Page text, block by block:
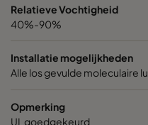
Relatieve Vochtigheid
40%-90%
Installatie mogelijkheden
Alle los gevulde moleculaire
Opmerking
UL goedgekeurd